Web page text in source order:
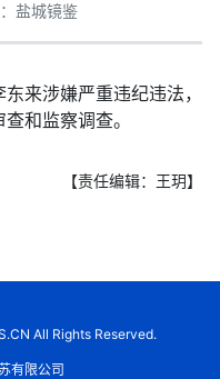
盐城镜鉴
涉嫌严重违纪违法，
和监察调查。
【责任编辑：王玥】
All Rights Reserved.
有限公司